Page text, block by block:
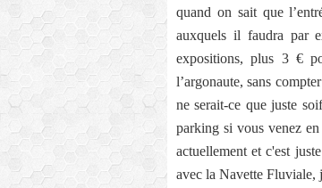
quand on sait que
auxquels il faudra par
expositions, plus 3 €
l’argonaute, sans
ne serait-ce que juste
parking si vous venez
actuellement et c'est
avec la Navette Fluviale,